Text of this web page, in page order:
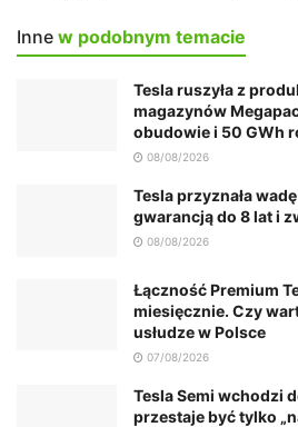
Inne w podobnym temacie
Tesla ruszyła z
magazynów
obudowie i 50 GWh
08/08/2026
Tesla przyznała
gwarancją do 8 lat i
08/08/2026
Łączność Premium
miesięcznie. Czy
usłudze w Polsce
07/08/2026
Tesla Semi wchodzi
przestaje być tylko